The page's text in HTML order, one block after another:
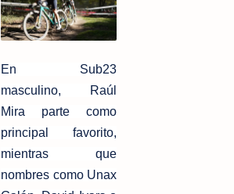
En Sub23
masculino, Raúl
Mira parte como
principal favorito,
mientras que
nombres como Unax